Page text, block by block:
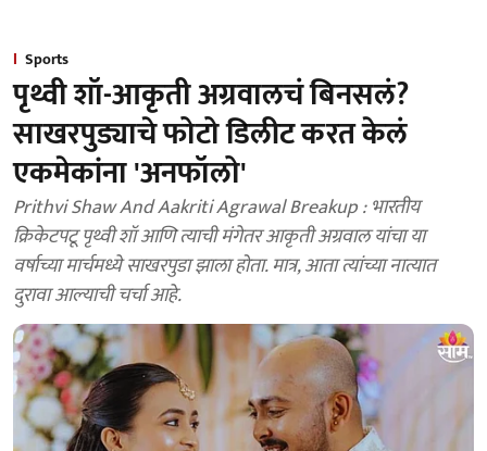
Sports
पृथ्वी शॉ-आकृती अग्रवालचं बिनसलं?
साखरपुड्याचे फोटो डिलीट करत केलं
एकमेकांना 'अनफॉलो'
Prithvi Shaw And Aakriti Agrawal Breakup : भारतीय
क्रिकेटपटू पृथ्वी शॉ आणि त्याची मंगेतर आकृती अग्रवाल यांचा या
वर्षाच्या मार्चमध्ये साखरपुडा झाला होता. मात्र, आता त्यांच्या नात्यात
दुरावा आल्याची चर्चा आहे.